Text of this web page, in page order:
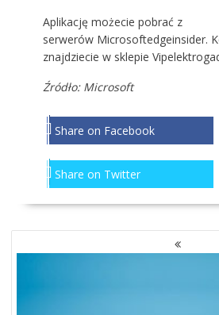
Aplikację możecie pobrać z
serwerów Microsoftedgeinsider.
znajdziecie w sklepie
Źródło: Microsoft
Share on Facebook
Share on Twitter
NAWIGACJA
PO